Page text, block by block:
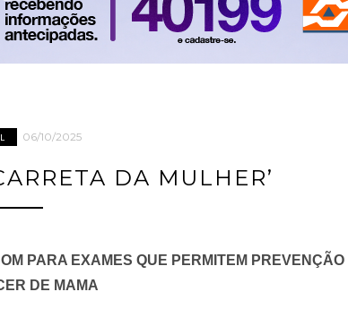
06/10/2025
DA MULHER’
PARA EXAMES QUE PERMITEM PREVENÇÃO
DE MAMA